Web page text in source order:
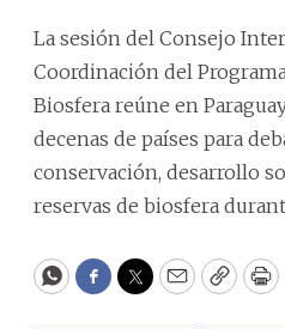
La sesión del Consejo
Coordinación del
Biosfera reúne en
decenas de países para
conservación, desarrollo
reservas de biosfera
WhatsApp
Facebook
Twitter
EmailCopy